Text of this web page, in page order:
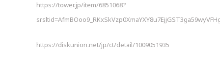
https://tower.jp/item/6851068?
https://diskunion.net/jp/ct/detail/1009051935